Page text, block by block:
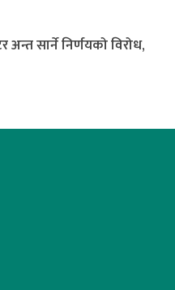
अन्त सार्ने निर्णयको विरोध,